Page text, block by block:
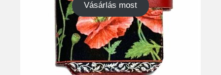
Vásárlás most